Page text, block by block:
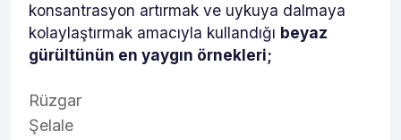
konsantrasyon artırmak ve uykuya dalmaya
kolaylaştırmak amacıyla kullandığı beyaz
gürültünün en yaygın örnekleri;
Rüzgar
Şelale